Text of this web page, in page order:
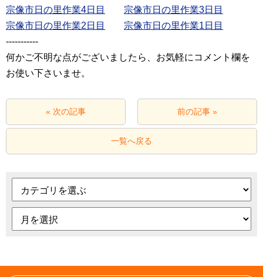
宗像市日の里作業4日目
宗像市日の里作業3日目
宗像市日の里作業2日目
宗像市日の里作業1日目
‐‐‐‐‐‐‐‐‐‐‐
何かご不明な点がございましたら、お気軽にコメント欄を
お使い下さいませ。
« 次の記事 前の記事 »
一覧へ戻る